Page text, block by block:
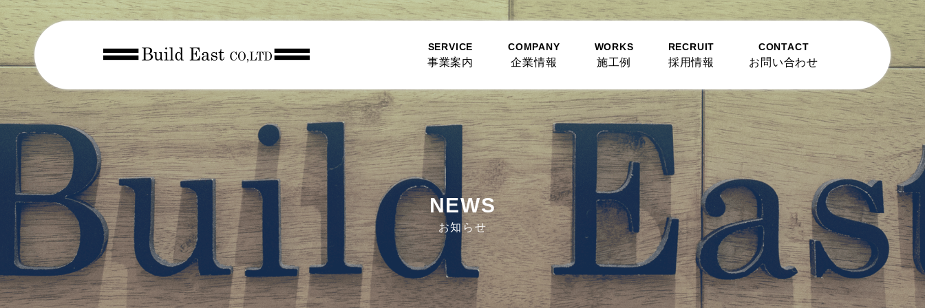
SERVICE
事業案内
COMPANY
企業情報
WORKS
施工例
RECRUIT
採用情報
CONTACT
お問い合わせ
NEWS
お知らせ